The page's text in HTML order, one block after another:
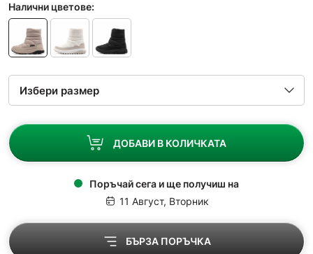
Налични цветове:
ДОБАВИ В КОЛИЧКАТА
Поръчай сега и ще получиш на
11 Август, Вторник
БЪРЗА ПОРЪЧКА